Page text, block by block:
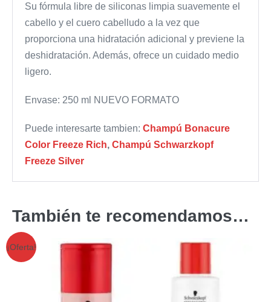
Su fórmula libre de siliconas limpia suavemente el
cabello y el cuero cabelludo a la vez que
proporciona una hidratación adicional y previene la
deshidratación. Además, ofrece un cuidado medio
ligero.
Envase: 250 ml NUEVO FORMATO
Puede interesarte tambien: Champú Bonacure
Color Freeze Rich, Champú Schwarzkopf
Freeze Silver
También te recomendamos…
¡Oferta!